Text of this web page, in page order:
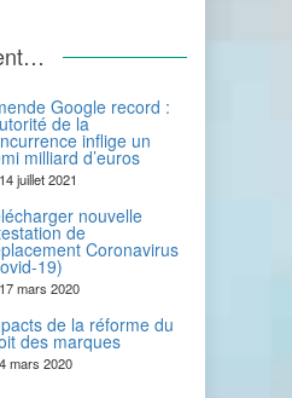
Google record :
de la
inflige un
milliard d’euros
14 juillet 2021
nouvelle
de
Coronavirus
19)
17 mars 2020
de la réforme du
des marques
4 mars 2020